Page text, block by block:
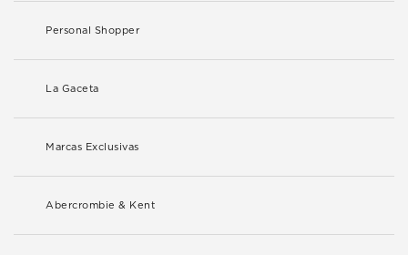
Personal Shopper
La Gaceta
Marcas Exclusivas
Abercrombie & Kent